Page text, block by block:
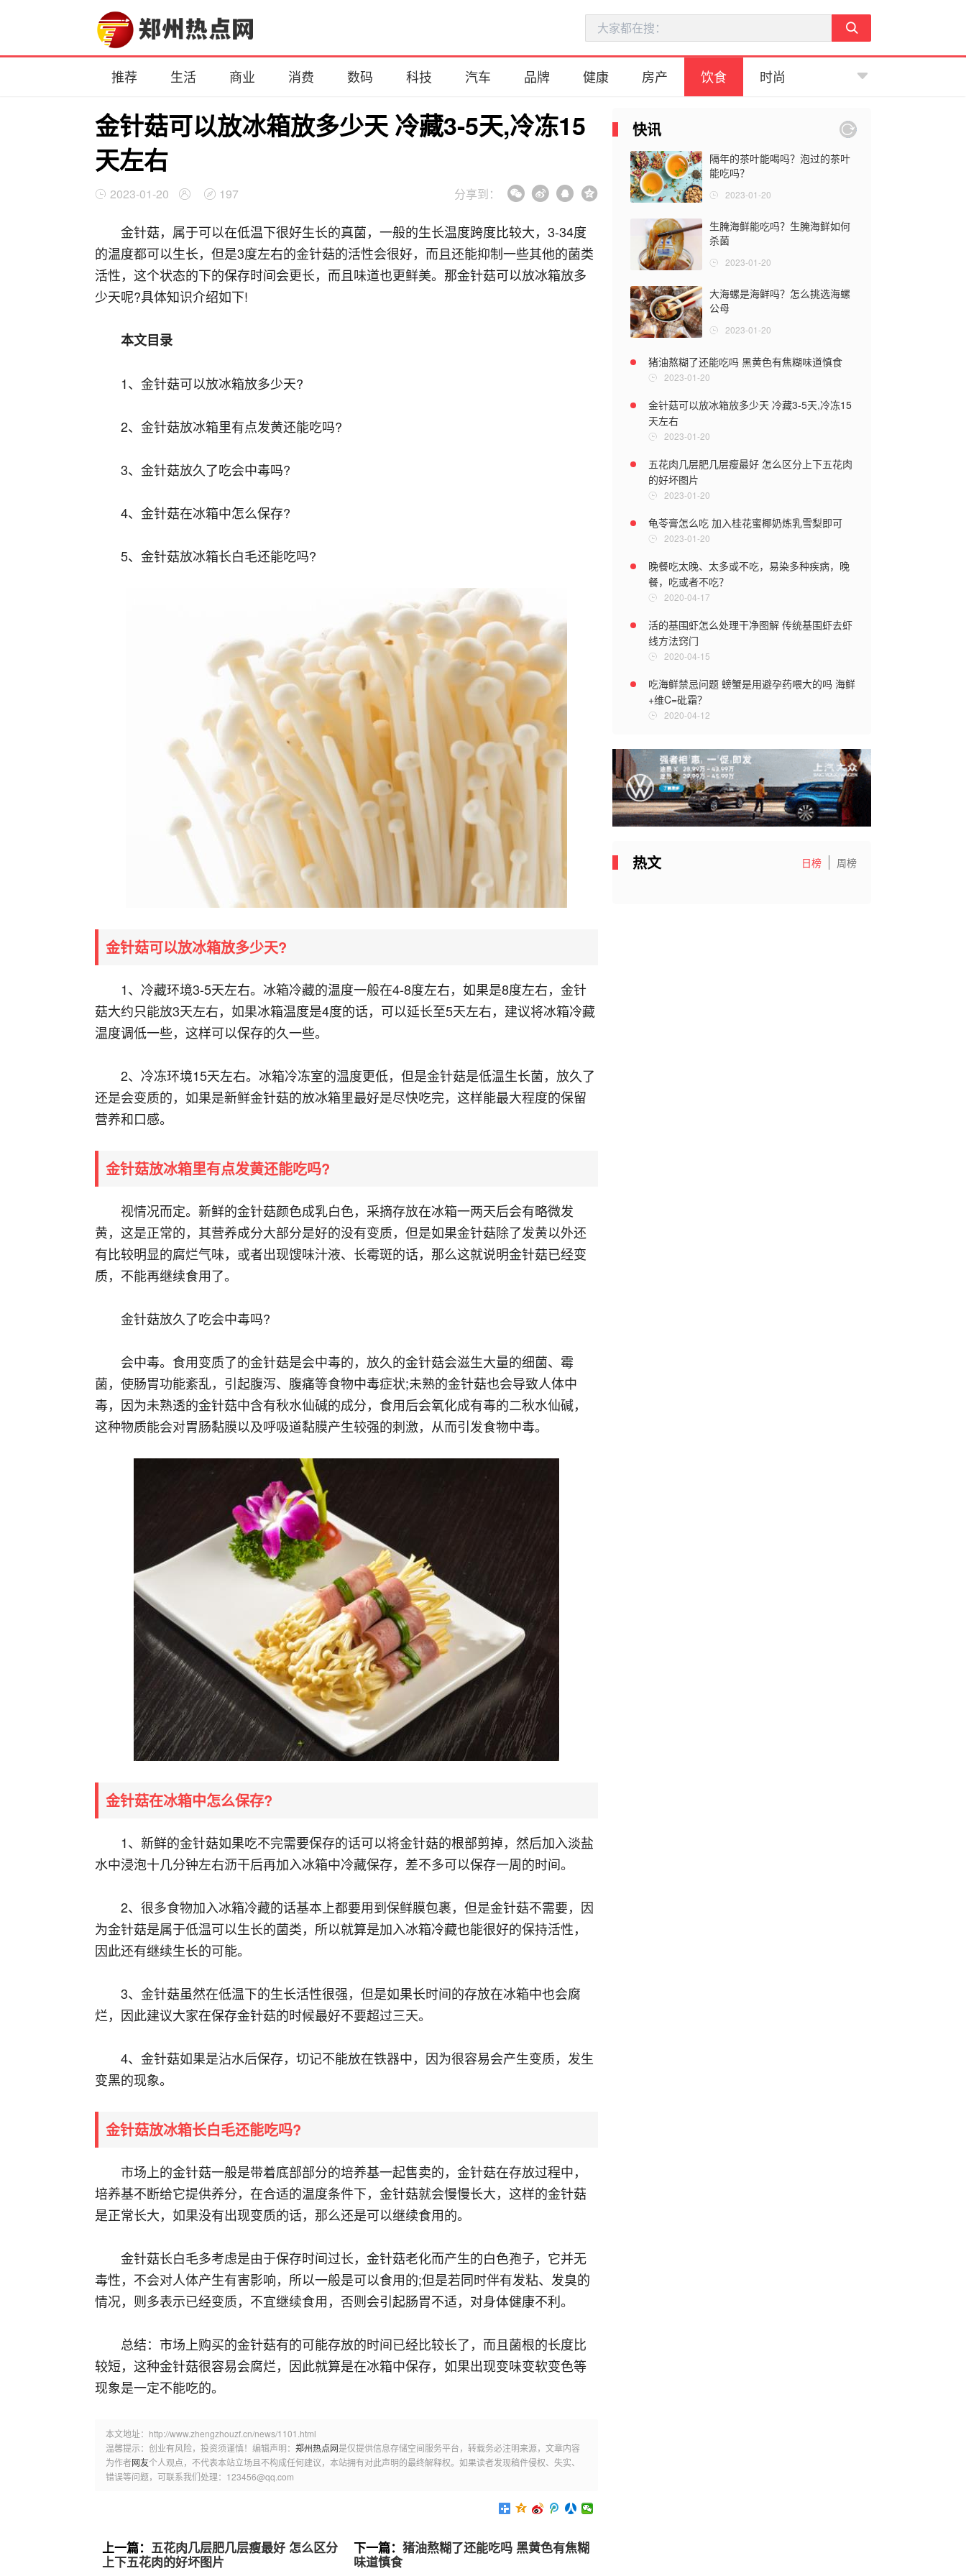
金针菇可以放冰箱放多少天 冷藏3-5天,冷冻15
天左右
2023-01-20 197 分享到：
金针菇，属于可以在低温下很好生长的真菌，一般的生长温度跨度比较大，3-34度
的温度都可以生长，但是3度左右的金针菇的活性会很好，而且还能抑制一些其他的菌类
活性，这个状态的下的保存时间会更长，而且味道也更鲜美。那金针菇可以放冰箱放多
少天呢?具体知识介绍如下!
本文目录
1、金针菇可以放冰箱放多少天?
2、金针菇放冰箱里有点发黄还能吃吗?
3、金针菇放久了吃会中毒吗?
4、金针菇在冰箱中怎么保存?
5、金针菇放冰箱长白毛还能吃吗?
金针菇可以放冰箱放多少天?
1、冷藏环境3-5天左右。冰箱冷藏的温度一般在4-8度左右，如果是8度左右，金针
菇大约只能放3天左右，如果冰箱温度是4度的话，可以延长至5天左右，建议将冰箱冷藏
温度调低一些，这样可以保存的久一些。
2、冷冻环境15天左右。冰箱冷冻室的温度更低，但是金针菇是低温生长菌，放久了
还是会变质的，如果是新鲜金针菇的放冰箱里最好是尽快吃完，这样能最大程度的保留
营养和口感。
金针菇放冰箱里有点发黄还能吃吗?
视情况而定。新鲜的金针菇颜色成乳白色，采摘存放在冰箱一两天后会有略微发
黄，这是正常的，其营养成分大部分是好的没有变质，但是如果金针菇除了发黄以外还
有比较明显的腐烂气味，或者出现馊味汁液、长霉斑的话，那么这就说明金针菇已经变
质，不能再继续食用了。
金针菇放久了吃会中毒吗?
会中毒。食用变质了的金针菇是会中毒的，放久的金针菇会滋生大量的细菌、霉
菌，使肠胃功能紊乱，引起腹泻、腹痛等食物中毒症状;未熟的金针菇也会导致人体中
毒，因为未熟透的金针菇中含有秋水仙碱的成分，食用后会氧化成有毒的二秋水仙碱，
这种物质能会对胃肠黏膜以及呼吸道黏膜产生较强的刺激，从而引发食物中毒。
金针菇在冰箱中怎么保存?
1、新鲜的金针菇如果吃不完需要保存的话可以将金针菇的根部剪掉，然后加入淡盐
水中浸泡十几分钟左右沥干后再加入冰箱中冷藏保存，差不多可以保存一周的时间。
2、很多食物加入冰箱冷藏的话基本上都要用到保鲜膜包裹，但是金针菇不需要，因
为金针菇是属于低温可以生长的菌类，所以就算是加入冰箱冷藏也能很好的保持活性，
因此还有继续生长的可能。
3、金针菇虽然在低温下的生长活性很强，但是如果长时间的存放在冰箱中也会腐
烂，因此建议大家在保存金针菇的时候最好不要超过三天。
4、金针菇如果是沾水后保存，切记不能放在铁器中，因为很容易会产生变质，发生
变黑的现象。
金针菇放冰箱长白毛还能吃吗?
市场上的金针菇一般是带着底部部分的培养基一起售卖的，金针菇在存放过程中，
培养基不断给它提供养分，在合适的温度条件下，金针菇就会慢慢长大，这样的金针菇
是正常长大，如果没有出现变质的话，那么还是可以继续食用的。
金针菇长白毛多考虑是由于保存时间过长，金针菇老化而产生的白色孢子，它并无
毒性，不会对人体产生有害影响，所以一般是可以食用的;但是若同时伴有发粘、发臭的
情况，则多表示已经变质，不宜继续食用，否则会引起肠胃不适，对身体健康不利。
总结：市场上购买的金针菇有的可能存放的时间已经比较长了，而且菌根的长度比
较短，这种金针菇很容易会腐烂，因此就算是在冰箱中保存，如果出现变味变软变色等
现象是一定不能吃的。
本文地址：http://www.zhengzhouzf.cn/news/1101.html
温馨提示：创业有风险，投资须谨慎！编辑声明： 郑州热点网是仅提供信息存储空间服务平台，转载务必注明来源，文章内容
为作者网友个人观点，不代表本站立场且不构成任何建议，本站拥有对此声明的最终解释权。如果读者发现稿件侵权、失实、
错误等问题，可联系我们处理：123456@qq.com
上一篇： 五花肉几层肥几层瘦最好 怎么区分
上下五花肉的好坏图片
下一篇： 猪油熬糊了还能吃吗 黑黄色有焦糊
味道慎食
快讯
2020-02-02
肝不好，怎么吃最养肝？医生：
避开4物，多吃4菜，肝会慢慢变
好
2020-01-12
野生螃蟹能吃吗？野生的螃蟹怎么做好吃有营
养？
2019-12-29
什么时候喝酸奶最好 酸奶的营养价值及功效与
冰糖心苹果的糖心是怎么形成的？是苹果得了
糖心病 与普通苹果区别
2019-12-28
隔年的茶叶能喝吗？泡过的茶叶
能吃吗？
2023-01-20
生腌海鲜能吃吗？生腌海鲜如何
杀菌
2023-01-20
大海螺是海鲜吗？怎么挑选海螺
公母
2023-01-20
猪油熬糊了还能吃吗 黑黄色有焦糊味道慎食
2023-01-20
金针菇可以放冰箱放多少天 冷藏3-5天,冷冻15
天左右
2023-01-20
五花肉几层肥几层瘦最好 怎么区分上下五花肉
的好坏图片
2023-01-20
龟苓膏怎么吃 加入桂花蜜椰奶炼乳雪梨即可
2023-01-20
晚餐吃太晚、太多或不吃，易染多种疾病，晚
餐，吃或者不吃？
2020-04-17
活的基围虾怎么处理干净图解 传统基围虾去虾
线方法窍门
2020-04-15
吃海鲜禁忌问题 螃蟹是用避孕药喂大的吗 海鲜
+维C=砒霜？
2020-04-12
热文 日榜 周榜
推荐 生活 商业 消费 数码 科技 汽车 品牌 健康 房产 饮食 时尚